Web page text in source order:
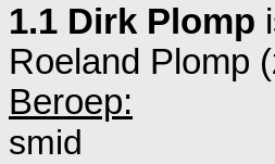
1.1 Dirk Plomp
Roeland Plomp
Beroep:
smid